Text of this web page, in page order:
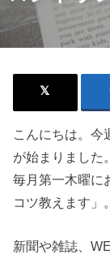
こんにちは。今
が始まりました。
毎月第一木曜
コツ教えます」。
新聞や雑誌、